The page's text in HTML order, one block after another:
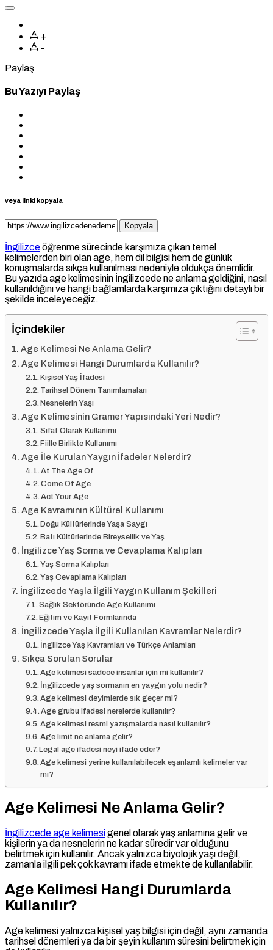
+
-
Paylaş
Bu Yazıyı Paylaş
veya linki kopyala
Kopyala
İngilizceöğrenme sürecinde karşımıza çıkan temel
kelimelerden biri olan age, hem dil bilgisi hem de günlük
konuşmalarda sıkça kullanılması nedeniyle oldukça önemlidir.
Bu yazıda age kelimesinin İngilizcede ne anlama geldiğini, nasıl
kullanıldığını ve hangi bağlamlarda karşımıza çıktığını detaylı bir
şekilde inceleyeceğiz.
İçindekiler
Age Kelimesi Ne Anlama Gelir?
Age Kelimesi Hangi Durumlarda Kullanılır?
Kişisel Yaş İfadesi
Tarihsel Dönem Tanımlamaları
Nesnelerin Yaşı
Age Kelimesinin Gramer Yapısındaki Yeri Nedir?
Sıfat Olarak Kullanımı
Fiille Birlikte Kullanımı
Age İle Kurulan Yaygın İfadeler Nelerdir?
At The Age Of
Come Of Age
Act Your Age
Age Kavramının Kültürel Kullanımı
Doğu Kültürlerinde Yaşa Saygı
Batı Kültürlerinde Bireysellik ve Yaş
İngilizce Yaş Sorma ve Cevaplama Kalıpları
Yaş Sorma Kalıpları
Yaş Cevaplama Kalıpları
İngilizcede Yaşla İlgili Yaygın Kullanım Şekilleri
Sağlık Sektöründe Age Kullanımı
Eğitim ve Kayıt Formlarında
İngilizcede Yaşla İlgili Kullanılan Kavramlar Nelerdir?
İngilizce Yaş Kavramları ve Türkçe Anlamları
Sıkça Sorulan Sorular
Age kelimesi sadece insanlar için mi kullanılır?
İngilizcede yaş sormanın en yaygın yolu nedir?
Age kelimesi deyimlerde sık geçer mi?
Age grubu ifadesi nerelerde kullanılır?
Age kelimesi resmi yazışmalarda nasıl kullanılır?
Age limit ne anlama gelir?
Legal age ifadesi neyi ifade eder?
Age kelimesi yerine kullanılabilecek eşanlamlı kelimeler var
mı?
Age Kelimesi Ne Anlama Gelir?
İngilizcede age kelimesigenel olarak yaş anlamına gelir ve
kişilerin ya da nesnelerin ne kadar süredir var olduğunu
belirtmek için kullanılır. Ancak yalnızca biyolojik yaşı değil,
zamanla ilgili pek çok kavramı ifade etmekte de kullanılabilir.
Age Kelimesi Hangi Durumlarda
Kullanılır?
Age kelimesi yalnızca kişisel yaş bilgisi için değil, aynı zamanda
tarihsel dönemleri ya da bir şeyin kullanım süresini belirtmek için